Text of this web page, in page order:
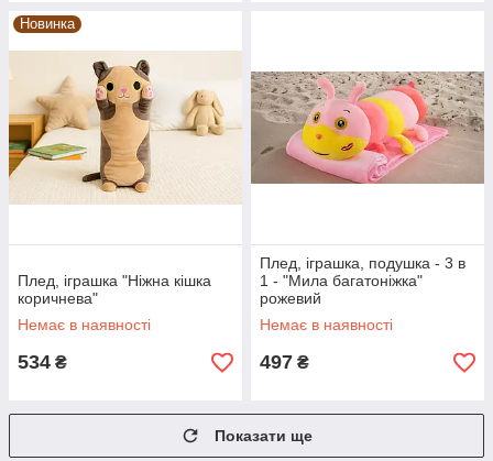
Новинка
Плед, іграшка "Ніжна кішка
коричнева"
Немає в наявності
534 ₴
Плед, іграшка, подушка - 3 в
1 - "Мила багатоніжка"
рожевий
Немає в наявності
497 ₴
Показати ще